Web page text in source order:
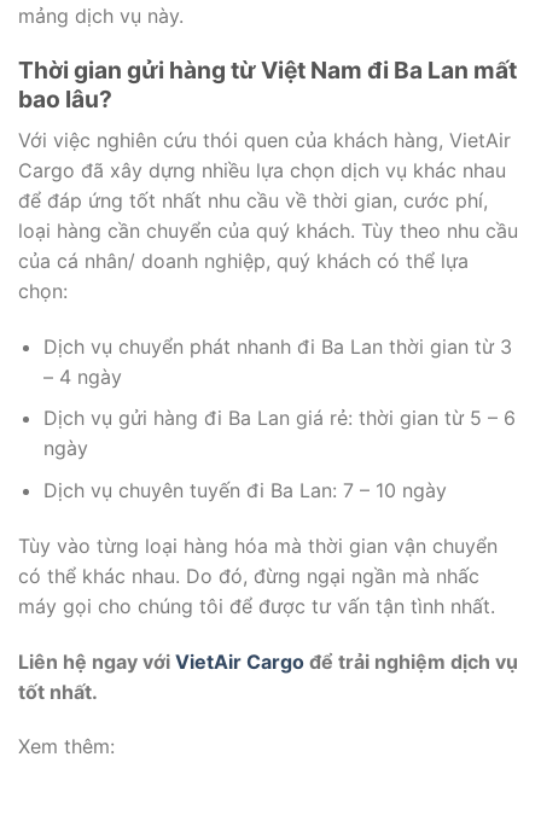
mảng dịch vụ này.
Thời gian gửi hàng từ Việt Nam đi Ba Lan mất
bao lâu?
Với việc nghiên cứu thói quen của khách hàng, VietAir
Cargo đã xây dựng nhiều lựa chọn dịch vụ khác nhau
để đáp ứng tốt nhất nhu cầu về thời gian, cước phí,
loại hàng cần chuyển của quý khách. Tùy theo nhu cầu
của cá nhân/ doanh nghiệp, quý khách có thể lựa
chọn:
Dịch vụ chuyển phát nhanh đi Ba Lan thời gian từ 3
– 4 ngày
Dịch vụ gửi hàng đi Ba Lan giá rẻ: thời gian từ 5 – 6
ngày
Dịch vụ chuyên tuyến đi Ba Lan: 7 – 10 ngày
Tùy vào từng loại hàng hóa mà thời gian vận chuyển
có thể khác nhau. Do đó, đừng ngại ngần mà nhấc
máy gọi cho chúng tôi để được tư vấn tận tình nhất.
Liên hệ ngay với VietAir Cargo để trải nghiệm dịch vụ
tốt nhất.
Xem thêm: